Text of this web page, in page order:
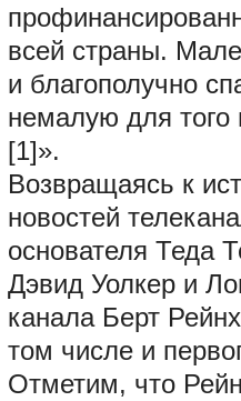
всей страны.
и благополучно
немалую для
[1]».
Возвращаясь к
новостей
основателя Теда
Дэвид Уолкер и
канала Берт
том числе и
Отметим, что